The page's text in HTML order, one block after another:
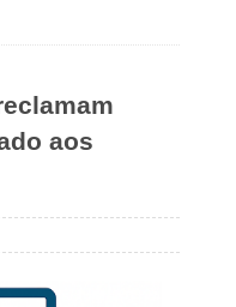
aos